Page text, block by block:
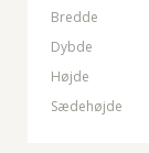
Bredde
Dybde
Højde
Sædehøjde